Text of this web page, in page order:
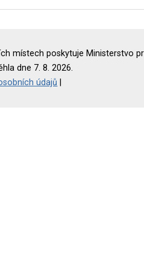
místech poskytuje Ministerstvo
dne 7. 8. 2026.
údajů